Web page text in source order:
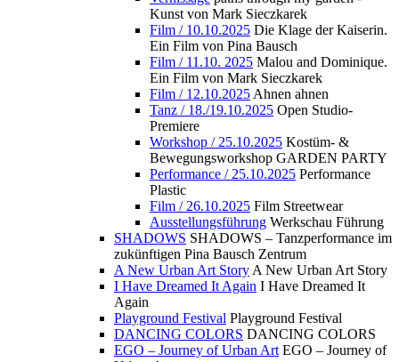
Kunst von Mark Sieczkarek
Film / 10.10.2025 Die Klage der Kaiserin.
Ein Film von Pina Bausch
Film / 11.10. 2025 Malou and Dominique.
Ein Film von Mark Sieczkarek
Film / 12.10.2025 Ahnen ahnen
Tanz / 18./19.10.2025 Open Studio-
Premiere
Workshop / 25.10.2025 Kostüm- &
Bewegungsworkshop GARDEN PARTY
Performance / 25.10.2025 Performance
Plastic
Film / 26.10.2025 Film Streetwear
Ausstellungsführung Werkschau Führung
SHADOWS SHADOWS – Tanzperformance im
zukünftigen Pina Bausch Zentrum
A New Urban Art Story A New Urban Art Story
I Have Dreamed It Again I Have Dreamed It
Again
Playground Festival Playground Festival
DANCING COLORS DANCING COLORS
EGO – Journey of Urban Art EGO – Journey of